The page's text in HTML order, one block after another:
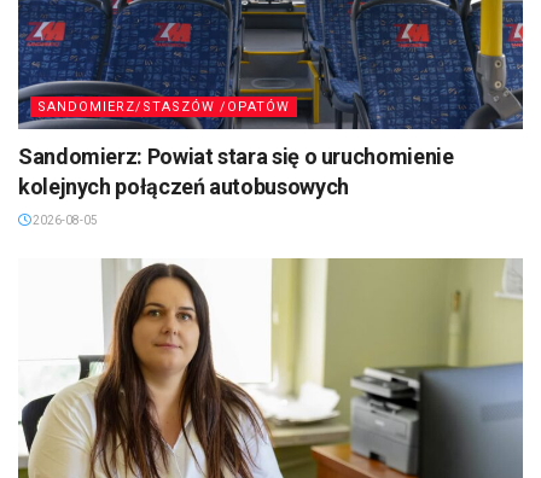
SANDOMIERZ/STASZÓW /OPATÓW
Sandomierz: Powiat stara się o uruchomienie
kolejnych połączeń autobusowych
2026-08-05